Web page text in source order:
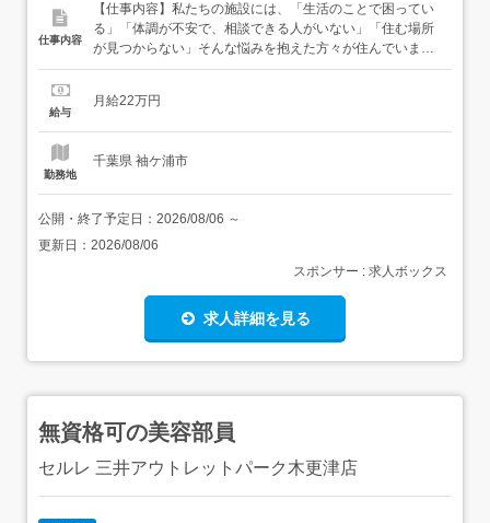
仕事内容
【仕事内容】私たちの施設には、「生活のことで困ってい
る」「体調が不安で、相談できる人がいない」「住む場所
が見つからない」そんな悩みを抱えた方々が住んでいま
す。困りごとは一人ひとり違います。だからこそ、その人
大切です。この仕事は、利用者さんと1対1で向き合う支援
給与
月給22万円
勤務地
千葉県 袖ケ浦市
公開・終了予定日： 2026/08/06 ～
更新日： 2026/08/06
スポンサー : 求人ボックス
求人詳細を見る
無資格可の美容部員
セルレ 三井アウトレットパーク木更津店